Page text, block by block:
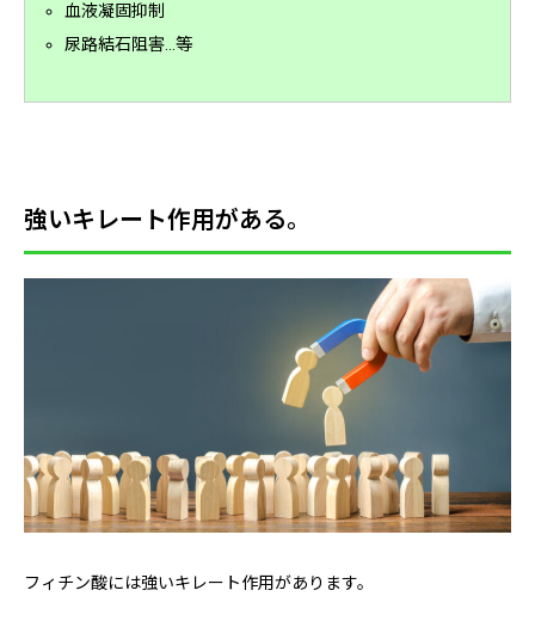
血液凝固抑制
尿路結石阻害…等
強いキレート作用がある。
フィチン酸には強いキレート作用があります。